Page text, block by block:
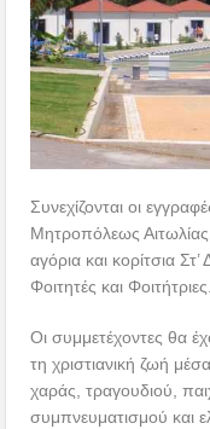
Συνεχίζονται οι
Μητροπόλεως Αιτωλίας
αγόρια και κορίτσια
Φοιτητές και Φοιτήτριες.
Οι συμμετέχοντες θα
τη χριστιανική ζωή
χαράς, τραγουδιού,
συμπνευματισμού και